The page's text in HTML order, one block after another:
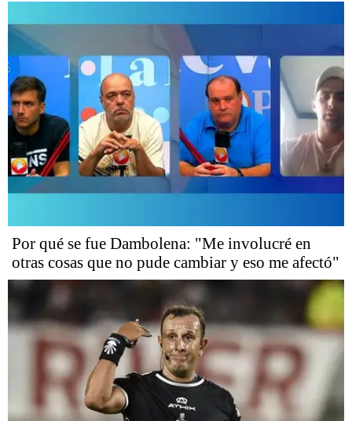
Por qué se fue Dambolena: "Me involucré en
otras cosas que no pude cambiar y eso me afectó"